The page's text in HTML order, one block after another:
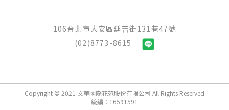
106台北市大安區延吉街131巷47號
(02)8773-8615
Copyright © 2021 文華國際花苑股份有限公司 All Rights Reserved
統編：16591591